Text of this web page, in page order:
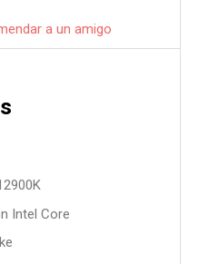
a un amigo
Intel Core